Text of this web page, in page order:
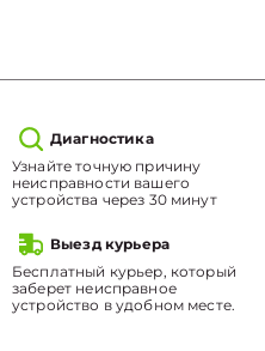
Диагностика
Узнайте точную причину
неисправности вашего
устройства через 30 минут
Выезд курьера
Бесплатный курьер, который
заберет неисправное
устройство в удобном месте.